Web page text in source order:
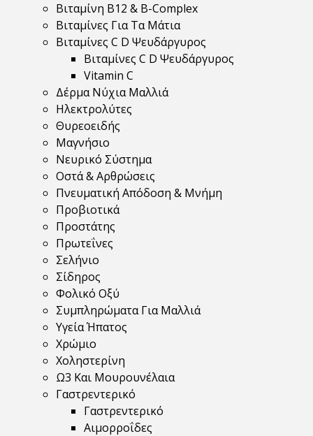
Βιταμίνη B12 & Β-Complex
Βιταμίνες Για Τα Μάτια
Βιταμίνες C D Ψευδάργυρος
Βιταμίνες C D Ψευδάργυρος
Vitamin C
Δέρμα Νύχια Μαλλιά
Ηλεκτρολύτες
Θυρεοειδής
Μαγνήσιο
Νευρικό Σύστημα
Οστά & Αρθρώσεις
Πνευματική Απόδοση & Μνήμη
Προβιοτικά
Προστάτης
Πρωτεΐνες
Σελήνιο
Σίδηρος
Φολικό Οξύ
Συμπληρώματα Για Μαλλιά
Υγεία Ήπατος
Χρώμιο
Χοληστερίνη
Ω3 Και Μουρουνέλαια
Γαστρεντερικό
Γαστρεντερικό
Αιμορροΐδες